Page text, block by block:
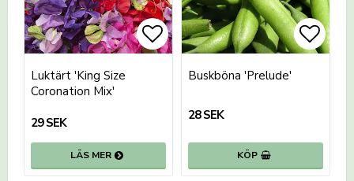
Lägg till i favoritlistan
Luktärt 'King Size
Coronation Mix'
29 SEK
LÄS MER
Buskböna 'Prelude'
28 SEK
KÖP